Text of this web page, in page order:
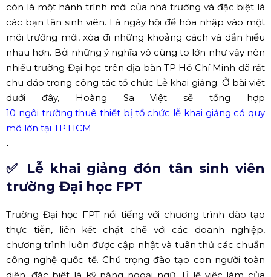
còn là một hành trình mới của nhà trường và đặc biệt là
các bạn tân sinh viên. Là ngày hội để hòa nhập vào một
môi trường mới, xóa đi những khoảng cách và dần hiểu
nhau hơn. Bởi những ý nghĩa vô cùng to lớn như vậy nên
nhiều trường Đại học trên địa bàn TP Hồ Chí Minh đã rất
chu đáo trong công tác tổ chức Lễ khai giảng. Ở bài viết
dưới đây, Hoàng Sa Việt sẽ tổng hợp
10 ngôi trường thuê thiết bị tổ chức lễ khai giảng có quy
mô lớn tại TP.HCM
.
✅ Lễ khai giảng đón tân sinh viên
trường Đại học FPT
Trường Đại học FPT nổi tiếng với chương trình đào tạo
thực tiễn, liên kết chặt chẽ với các doanh nghiệp,
chương trình luôn được cập nhật và tuân thủ các chuẩn
công nghệ quốc tế. Chú trọng đào tạo con người toàn